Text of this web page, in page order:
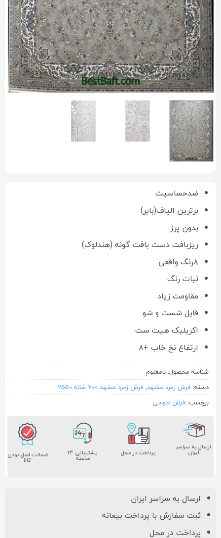
ضدحساسیت
برترین الیاف(بایر)
بدون پرز
ریزبافت دست بافت گونه (هندلوک)
۸رنگ واقعی
ثبات رنگ
مقاومت زیاد
قابل شست و شو
اکریلیک هیت ست
ارتفاع نخ خاب +۸
شناسه محصول: نامعلوم
دسته: فرش زمرد مشهد, فرش زمرد مشهد 700 شانه 2550
برچسب: فرش طوسی
ارسال به سراسر
ایران پرداخت در محل پشتیبانی ۲۴
ساعته ضمانت اصل بودن
کالا
ارسال به سراسر ایران
ثبت سفارش با پرداخت بیعانه
پرداخت در محل